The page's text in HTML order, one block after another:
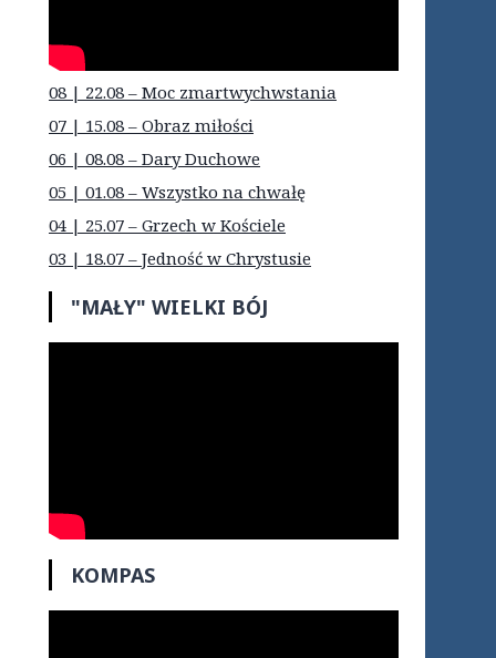
08 | 22.08 – Moc zmartwychwstania
07 | 15.08 – Obraz miłości
06 | 08.08 – Dary Duchowe
05 | 01.08 – Wszystko na chwałę
04 | 25.07 – Grzech w Kościele
03 | 18.07 – Jedność w Chrystusie
"MAŁY" WIELKI BÓJ
KOMPAS